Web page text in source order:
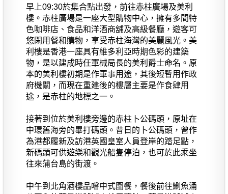
早上09:30於集合點出發，前往赤柱廣場及美利
樓。赤柱廣場是一座大型購物中心，擁有多間特
色咖啡店、食品和洋酒商舖及高級餐廳，遊客可
悠閑用餐和購物，享受赤柱海灣的美麗風光。美
利樓是香港一座具有維多利亞時期色彩的建築
物，是以建成時任軍械局長的美利爵士命名。原
本的美利樓初期是作軍事用途，其後短暫用作政
府機關，而現在重建後的樓層主要是作食肆用
途，是赤柱的地標之一。
接著到位於美利樓旁邊的赤柱卜公碼頭，原址在
中環舊海旁的畢打碼頭。昔日的卜公碼頭，曾作
為港都履新及訪港英國皇室人員登岸的踏足點，
新碼頭可供遊樂和觀光船隻停泊，也可於此乘坐
往來蒲台島的街渡。
中午到北角酒樓品嚐中式圍餐，餐後前往鰂魚涌